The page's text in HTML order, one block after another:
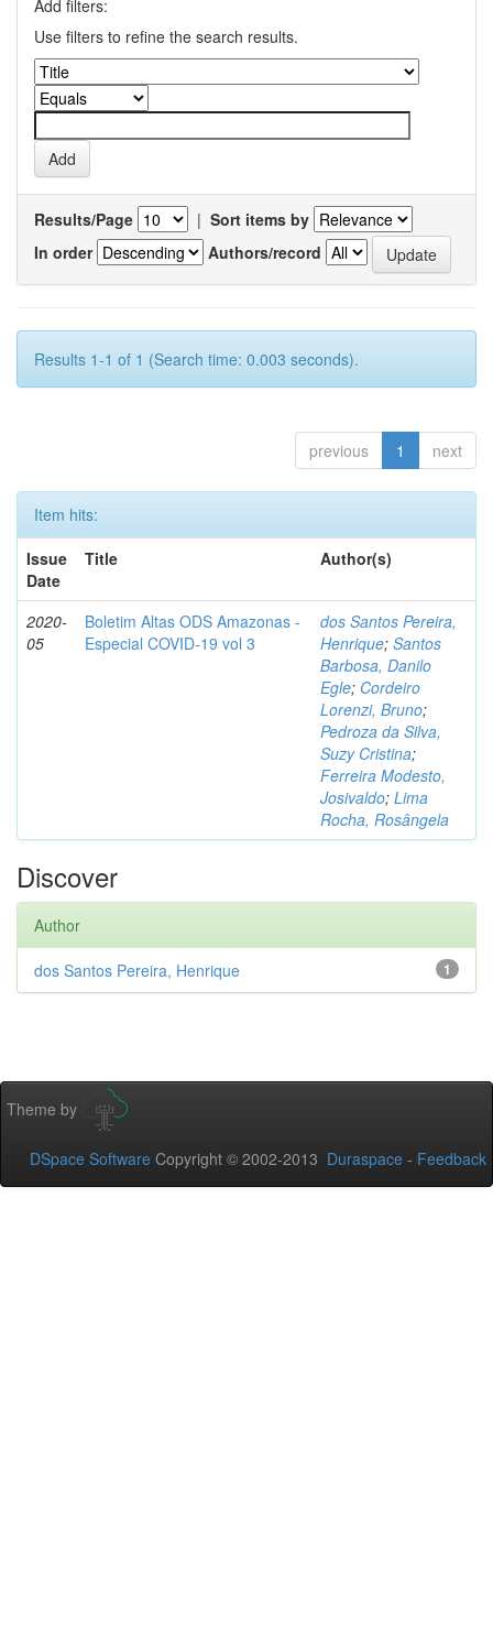
Add filters:
Use filters to refine the search results.
Results/Page | Sort items by
In order
Authors/record
Results 1-1 of 1 (Search time: 0.003 seconds).
previous 1 next
Item hits:
Issue
Date
Title Author(s)
2020-
05
Boletim Altas ODS Amazonas -
Especial COVID-19 vol 3
dos Santos Pereira,
Henrique; Santos
Barbosa, Danilo
Egle; Cordeiro
Lorenzi, Bruno;
Pedroza da Silva,
Suzy Cristina;
Ferreira Modesto,
Josivaldo; Lima
Rocha, Rosângela
Discover
Author
1
dos Santos Pereira, Henrique
Theme by
DSpace Software Copyright © 2002-2013 Duraspace - Feedback